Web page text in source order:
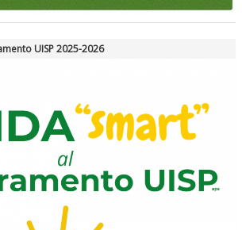
UISP 2025-2026